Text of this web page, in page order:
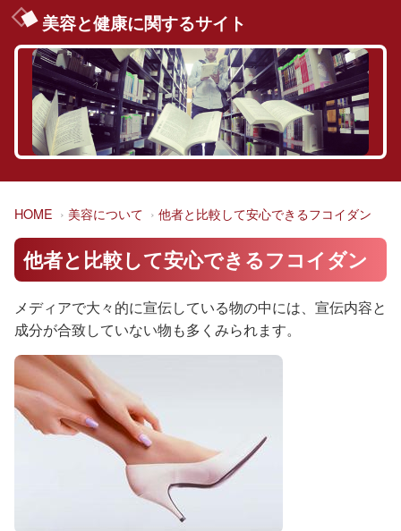
美容と健康に関するサイト
HOME 美容について 他者と比較して安心できるフコイダン
他者と比較して安心できるフコイダン
メディアで大々的に宣伝している物の中には、宣伝内容と
成分が合致していない物も多くみられます。